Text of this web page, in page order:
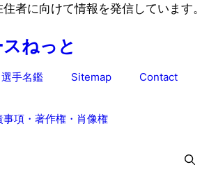
者に向けて情報を発信しています。
ねっと
選手名鑑 Sitemap Contact
事項・著作権・肖像権